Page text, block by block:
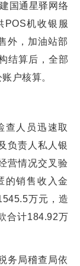
国通星驿网络
POS机收银服
外，加油站部
结算后，全部
户核算。
人员迅速取
负责人私人银
营情况交叉验
的销售收入金
万元，造
合计184.92万
局稽查局依